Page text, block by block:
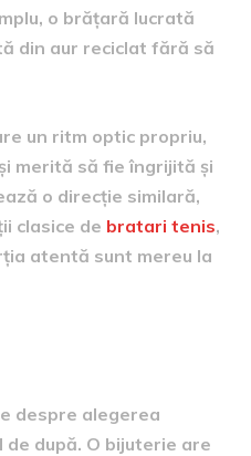
o brățară lucrată
din aur reciclat fără să
un ritm optic propriu,
merită să fie îngrijită și
o direcție similară,
clasice de bratari tenis,
atentă sunt mereu la
despre alegerea
după. O bijuterie are